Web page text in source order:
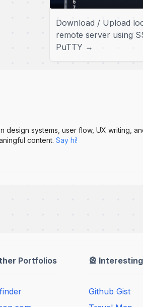
Download / Upload
remote server using
PuTTY →
design systems, user flow, UX writing,
content. Say hi!
Portfolios 🎡
Github Gist